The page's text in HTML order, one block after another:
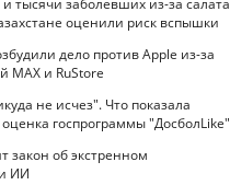
тысячи заболевших из-за салата
оценили риск вспышки
дело против Apple из-за
MAX и RuStore
не исчез". Что показала
оценка госпрограммы "ДосболLike"
закон об экстренном
ИИ